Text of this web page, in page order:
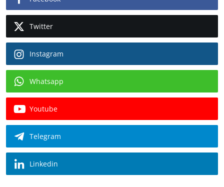
Twitter
Instagram
Whatsapp
Youtube
Telegram
Linkedin